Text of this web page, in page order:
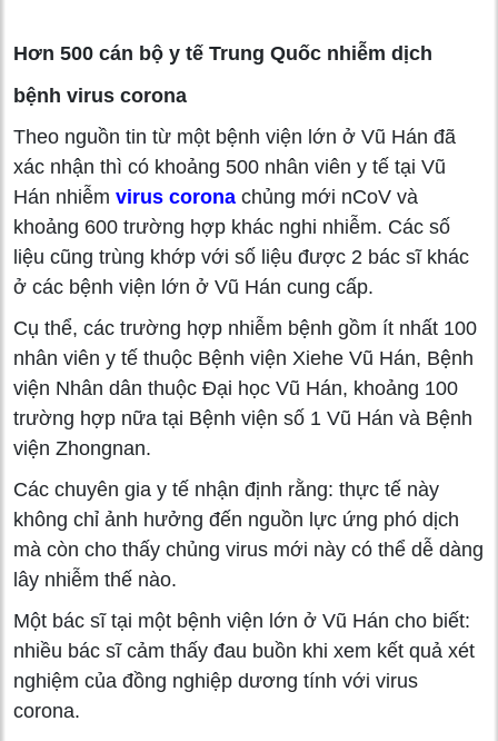
Hơn 500 cán bộ y tế Trung Quốc nhiễm dịch
bệnh virus corona
Theo nguồn tin từ một bệnh viện lớn ở Vũ Hán đã
xác nhận thì có khoảng 500 nhân viên y tế tại Vũ
Hán nhiễm virus corona chủng mới nCoV và
khoảng 600 trường hợp khác nghi nhiễm. Các số
liệu cũng trùng khớp với số liệu được 2 bác sĩ khác
ở các bệnh viện lớn ở Vũ Hán cung cấp.
Cụ thể, các trường hợp nhiễm bệnh gồm ít nhất 100
nhân viên y tế thuộc Bệnh viện Xiehe Vũ Hán, Bệnh
viện Nhân dân thuộc Đại học Vũ Hán, khoảng 100
trường hợp nữa tại Bệnh viện số 1 Vũ Hán và Bệnh
viện Zhongnan.
Các chuyên gia y tế nhận định rằng: thực tế này
không chỉ ảnh hưởng đến nguồn lực ứng phó dịch
mà còn cho thấy chủng virus mới này có thể dễ dàng
lây nhiễm thế nào.
Một bác sĩ tại một bệnh viện lớn ở Vũ Hán cho biết:
nhiều bác sĩ cảm thấy đau buồn khi xem kết quả xét
nghiệm của đồng nghiệp dương tính với virus
corona.